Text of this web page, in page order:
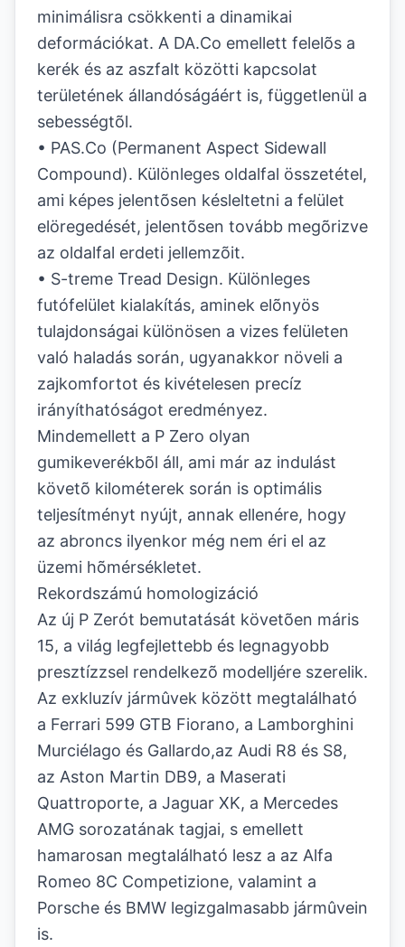
minimálisra csökkenti a dinamikai
deformációkat. A DA.Co emellett felelõs a
kerék és az aszfalt közötti kapcsolat
területének állandóságáért is, függetlenül a
sebességtõl.
• PAS.Co (Permanent Aspect Sidewall
Compound). Különleges oldalfal összetétel,
ami képes jelentõsen késleltetni a felület
elöregedését, jelentõsen tovább megõrizve
az oldalfal erdeti jellemzõit.
• S-treme Tread Design. Különleges
futófelület kialakítás, aminek elõnyös
tulajdonságai különösen a vizes felületen
való haladás során, ugyanakkor növeli a
zajkomfortot és kivételesen precíz
irányíthatóságot eredményez.
Mindemellett a P Zero olyan
gumikeverékbõl áll, ami már az indulást
követõ kilométerek során is optimális
teljesítményt nyújt, annak ellenére, hogy
az abroncs ilyenkor még nem éri el az
üzemi hõmérsékletet.
Rekordszámú homologizáció
Az új P Zerót bemutatását követõen máris
15, a világ legfejlettebb és legnagyobb
presztízzsel rendelkezõ modelljére szerelik.
Az exkluzív jármûvek között megtalálható
a Ferrari 599 GTB Fiorano, a Lamborghini
Murciélago és Gallardo,az Audi R8 és S8,
az Aston Martin DB9, a Maserati
Quattroporte, a Jaguar XK, a Mercedes
AMG sorozatának tagjai, s emellett
hamarosan megtalálható lesz a az Alfa
Romeo 8C Competizione, valamint a
Porsche és BMW legizgalmasabb jármûvein
is.